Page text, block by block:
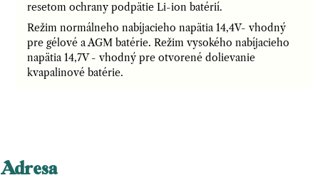
resetom ochrany podpätie Li-ion batérií.
Režim normálneho nabíjacieho napätia 14,4V- vhodný
pre gélové a AGM batérie. Režim vysokého nabíjacieho
napätia 14,7V - vhodný pre otvorené dolievanie
kvapalinové batérie.
Adresa